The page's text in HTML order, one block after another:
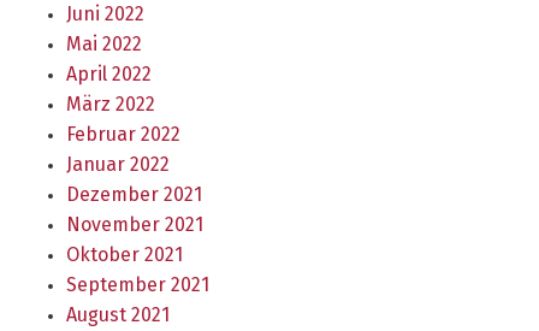
Juni 2022
Mai 2022
April 2022
März 2022
Februar 2022
Januar 2022
Dezember 2021
November 2021
Oktober 2021
September 2021
August 2021